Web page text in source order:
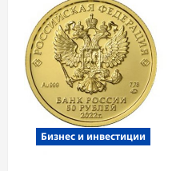
Бизнес и инвестиции